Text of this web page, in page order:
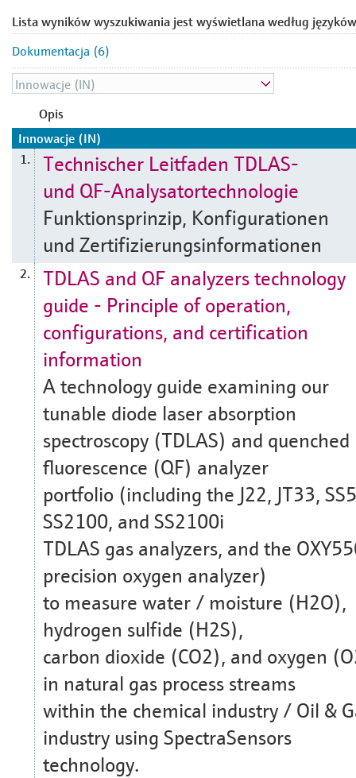
Lista wyników wyszukiwania jest wyświetlana według
Dokumentacja (6)
Opis
Innowacje (IN)
1.
Technischer Leitfaden TDLAS-
und QF-Analysatortechnologie
Funktionsprinzip, Konfigurationen
und Zertifizierungsinformationen
2.
TDLAS and QF analyzers technology
guide - Principle of operation,
configurations, and certification
information
A technology guide examining our
tunable diode laser absorption
spectroscopy (TDLAS) and quenched
fluorescence (QF) analyzer
portfolio (including the J22, JT33,
SS2100, and SS2100i
TDLAS gas analyzers, and the
precision oxygen analyzer)
to measure water / moisture (H2O),
hydrogen sulfide (H2S),
carbon dioxide (CO2), and oxygen
in natural gas process streams
within the chemical industry / Oil &
industry using SpectraSensors
technology.